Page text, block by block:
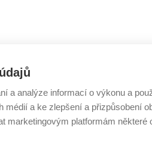
a analýze informací o výkonu a
a ke zlepšení a přizpůsobení
marketingovým platformám některé